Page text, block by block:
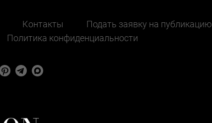
Контакты
Подать заявку на публикацию
Политика конфиденциальности